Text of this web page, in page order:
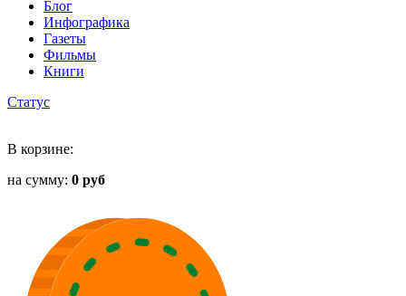
Блог
Инфографика
Газеты
Фильмы
Книги
Статус
В корзине:
на сумму: 0 руб